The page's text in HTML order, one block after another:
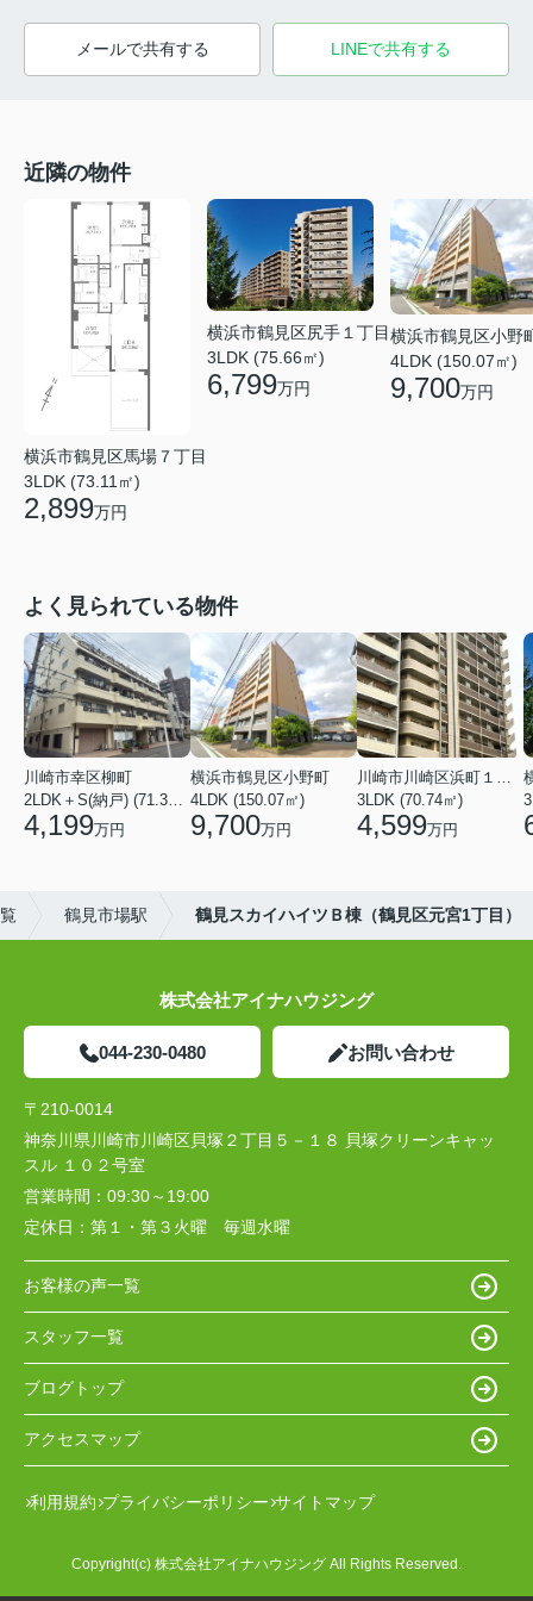
メールで共有する LINEで共有する
近隣の物件
横浜市鶴見区馬場７丁目
3LDK (73.11㎡)
2,899万円
横浜市鶴見区尻手１丁目
3LDK (75.66㎡)
6,799万円
横浜市鶴見区小野
4LDK (150.07㎡)
9,700万円
よく見られている物件
川崎市幸区柳町
4,199万円
横浜市鶴見区小野町
4LDK (150.07㎡)
9,700万円
3LDK (70.74㎡)
4,599万円
鶴見市場駅 鶴見スカイハイツＢ棟（鶴見区元宮1丁目）
株式会社アイナハウジング
044-230-0480 お問い合わせ
〒210-0014
神奈川県川崎市川崎区貝塚２丁目５－１８ 貝塚クリーンキャッ
スル １０２号室
営業時間： 09:30～19:00
定休日： 第１・第３火曜 毎週水曜
お客様の声一覧
スタッフ一覧
ブログトップ
アクセスマップ
利用規約 プライバシーポリシー サイトマップ
Copyright(c) 株式会社アイナハウジング All Rights Reserved.